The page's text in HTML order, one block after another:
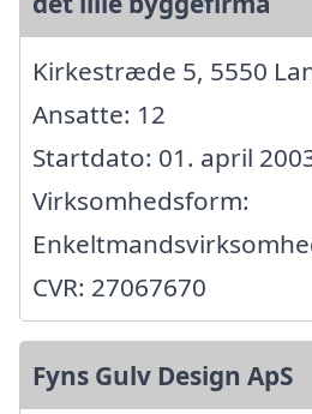
Kirkestræde 5, 5550
Ansatte: 12
Startdato: 01. april
Virksomhedsform:
CVR: 27067670
Fyns Gulv Design ApS